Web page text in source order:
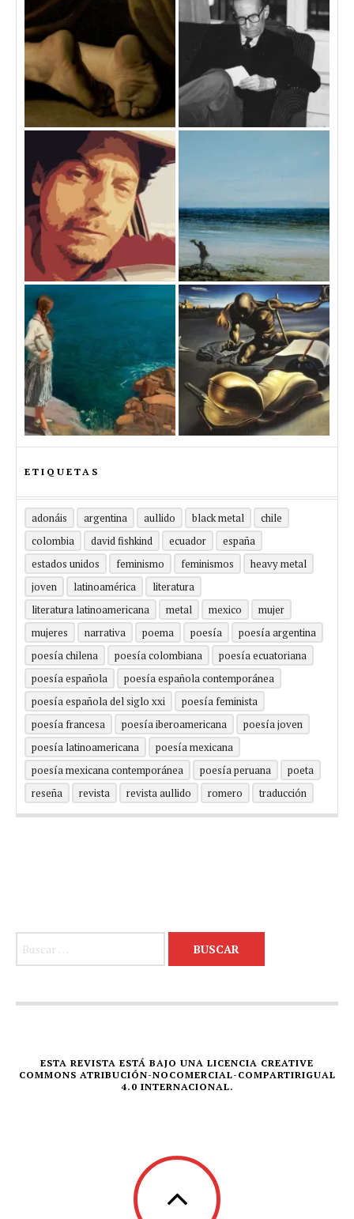
ETIQUETAS
adonáis argentina aullido black metal
chile
colombia
david fishkind ecuador
españa
estados unidos
feminismo feminismos
heavy metal
joven
latinoamérica
literatura
literatura latinoamericana
metal mexico
mujer
mujeres
narrativa poema poesía
poesía argentina
poesía chilena
poesía colombiana
poesía ecuatoriana
poesía española
poesía española contemporánea
poesía española del siglo xxi
poesía feminista
poesía francesa
poesía iberoamericana
poesía joven
poesía latinoamericana
poesía mexicana
poesía mexicana contemporánea
poesía peruana
poeta
reseña
revista revista aullido romero traducción
ESTA REVISTA ESTÁ BAJO UNA LICENCIA CREATIVE
COMMONS ATRIBUCIÓN-NOCOMERCIAL-COMPARTIRIGUAL
4.0 INTERNACIONAL.